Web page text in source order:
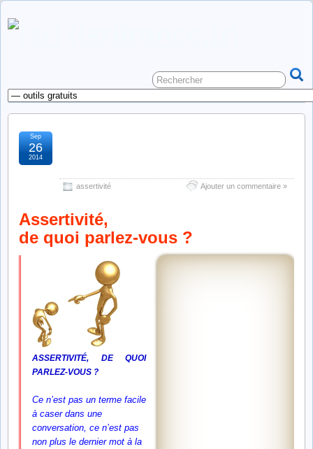
assertivité Ajouter un commentaire »
Sep
26
2014
Assertivité,
de quoi parlez-vous ?
ASSERTIVITÉ, DE QUOI
PARLEZ-VOUS ?
Ce n’est pas un terme facile
à caser dans une
conversation, ce n’est pas
non plus le dernier mot à la